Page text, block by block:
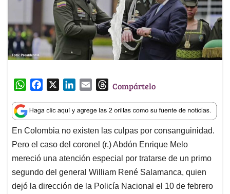
W
a
t
s
A
p
p
c
e
b
o
o
k
n
k
e
d
I
n
a
i
l
T
r
e
a
d
s
Compártelo
En Colombia no existen las culpas por consanguinidad.
Pero el caso del coronel (r.) Abdón Enrique Melo
mereció una atención especial por tratarse de un primo
segundo del general William René Salamanca, quien
dejó la dirección de la Policía Nacional el 10 de febrero